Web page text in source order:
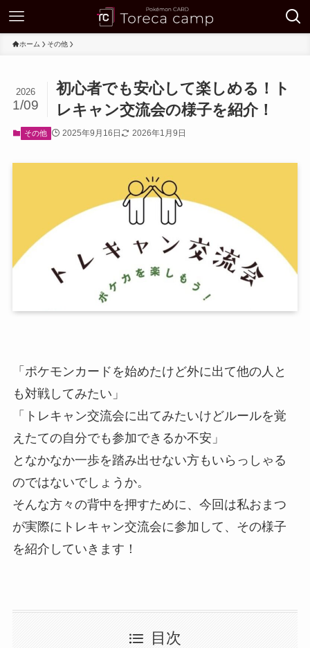
ホーム その他
初心者でも安心して楽しめる！ト
レキャン交流会の様子を紹介！
2026
1/09
その他 2025年9月16日 2026年1月9日
「ポケモンカードを始めたけど外に出て他の人と
も対戦してみたい」
「トレキャン交流会に出てみたいけどルールを覚
えたての自分でも参加できるか不安」
となかなか一歩を踏み出せない方もいらっしゃる
のではないでしょうか。
そんな方々の背中を押すために、今回は私おまつ
が実際にトレキャン交流会に参加して、その様子
を紹介していきます！
目次